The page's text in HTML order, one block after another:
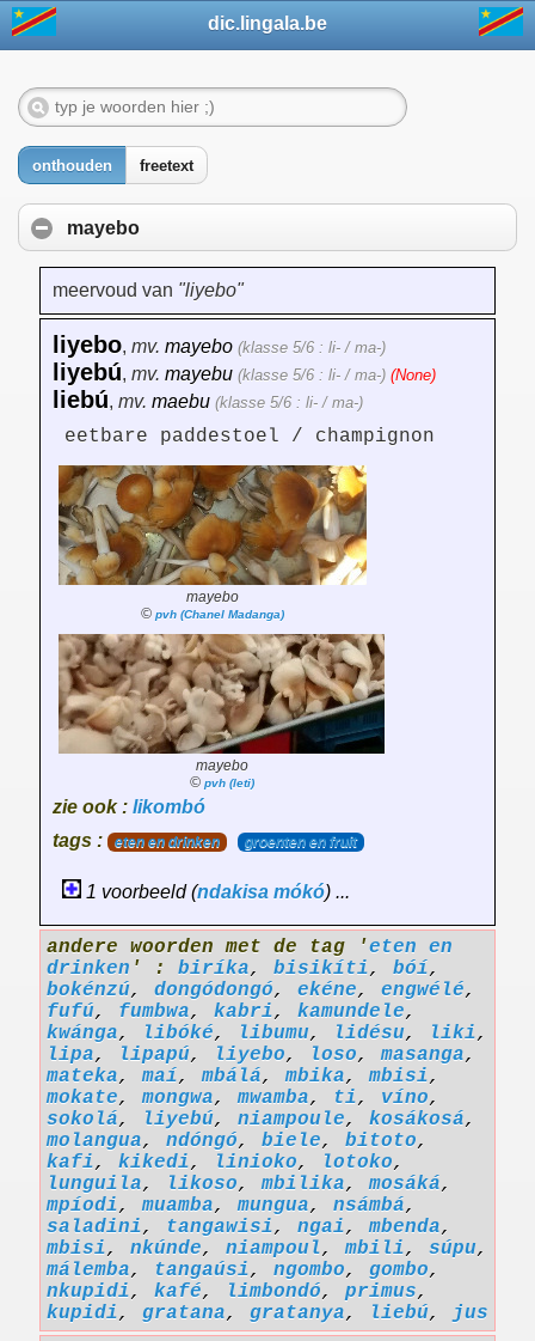
dic.lingala.be
onthouden freetext
mayebo
meervoud van "liyebo"
liyebo, mv. mayebo (klasse 5/6 : li- / ma-)
liyebú, mv. mayebu (klasse 5/6 : li- / ma-) (None)
liebú, mv. maebu (klasse 5/6 : li- / ma-)
eetbare paddestoel / champignon
mayebo
© pvh (Chanel Madanga)
mayebo
© pvh (leti)
zie ook : likombó
tags :
eten en drinken groenten en fruit
1 voorbeeld (ndakisa mókó) ...
andere woorden met de tag 'eten en
drinken ' : biríka, bisikíti, bóí,
bokénzú, dongódongó, ekéne, engwélé,
fufú, fumbwa, kabri, kamundele,
kwánga, libóké, libumu, lidésu, liki,
lipa, lipapú, liyebo, loso,masanga,
mateka,maí,mbálá,mbika,mbisi,
mokate,mongwa,mwamba, ti, víno,
sokolá, liyebú, niampoule, kosákosá,
molangua, ndóngó, biele, bitoto,
kafi, kikedi, linioko, lotoko,
lunguila, likoso,mbilika,mosáká,
mpíodi,muamba,mungua, nsámbá,
saladini, tangawisi, ngai,mbenda,
mbisi, nkúnde, niampoul,mbili, súpu,
málemba, tangaúsi, ngombo, gombo,
nkupidi, kafé, limbondó, primus,
kupidi, gratana, gratanya, liebú,
jus